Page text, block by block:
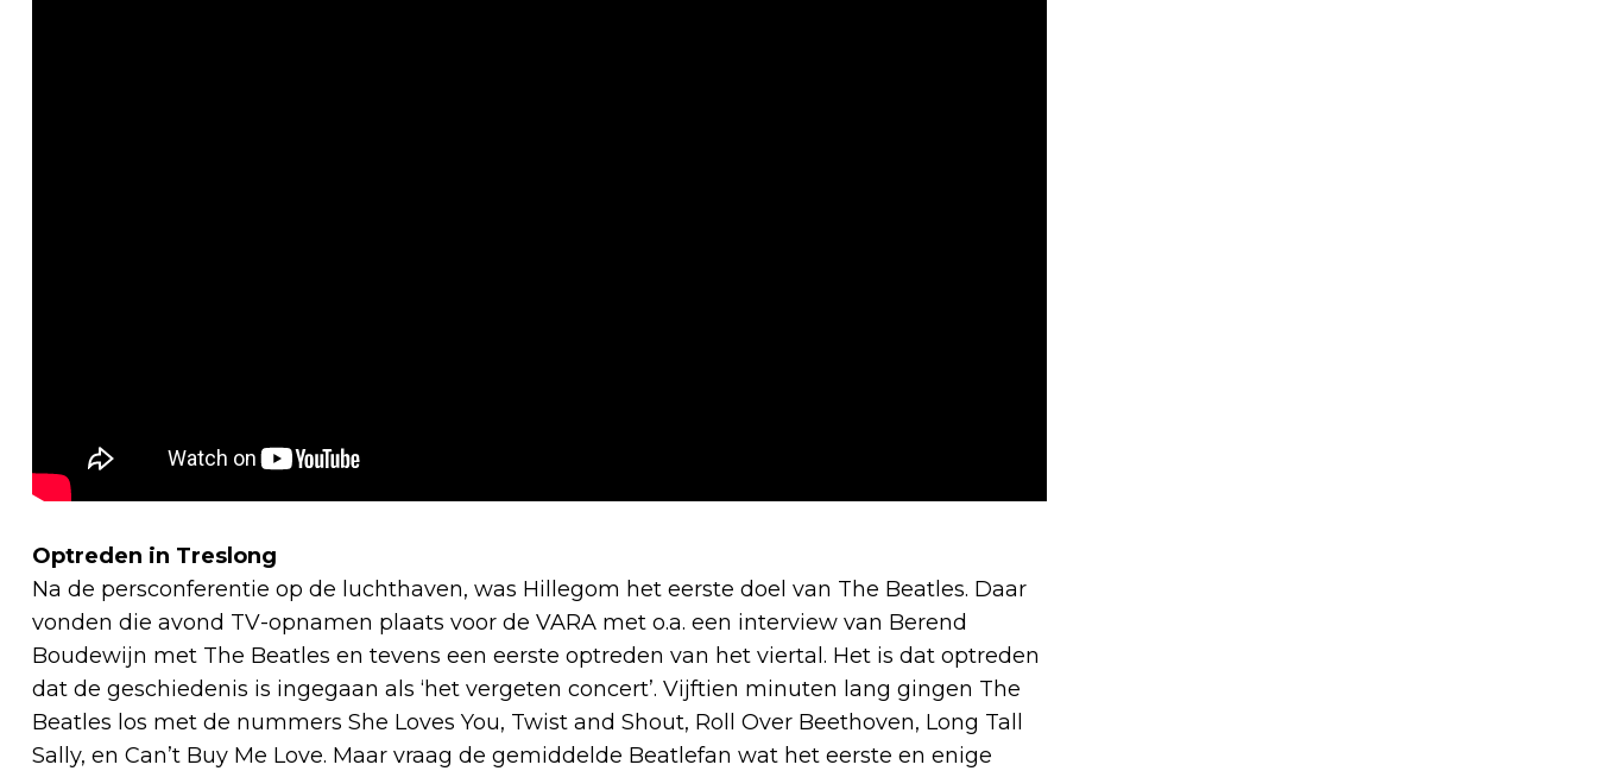
Optreden in Treslong
Na de persconferentie op de luchthaven, was Hillegom het eerste doel van The Beatles. Daar
vonden die avond TV-opnamen plaats voor de VARA met o.a. een interview van Berend
Boudewijn met The Beatles en tevens een eerste optreden van het viertal. Het is dat optreden
dat de geschiedenis is ingegaan als ‘het vergeten concert’. Vijftien minuten lang gingen The
Beatles los met de nummers She Loves You, Twist and Shout, Roll Over Beethoven, Long Tall
Sally, en Can’t Buy Me Love. Maar vraag de gemiddelde Beatlefan wat het eerste en enige